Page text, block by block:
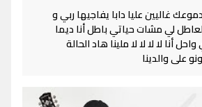
غاليين عليا دابا يفاجيها ربي و
لي مشات حياتي باطل أنا ديما
أنا لا لا لا لا ملينا هاد الحالة
على والدينا